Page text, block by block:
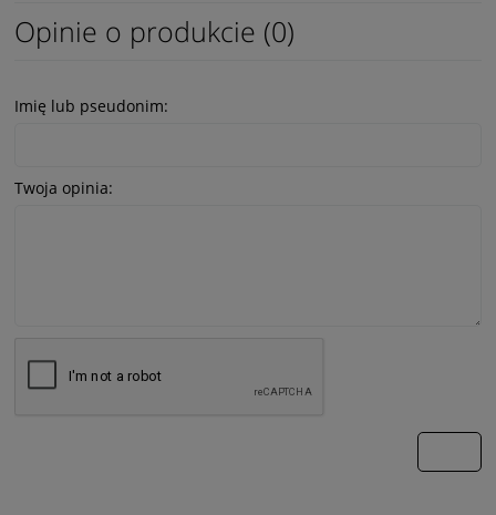
Opinie o produkcie (0)
Imię lub pseudonim:
Twoja opinia: